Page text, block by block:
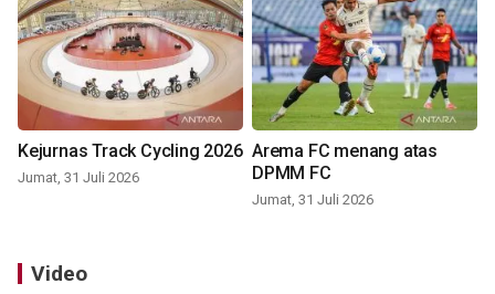
Kejurnas Track Cycling 2026
Jumat, 31 Juli 2026
Arema FC menang atas
DPMM FC
Jumat, 31 Juli 2026
Video